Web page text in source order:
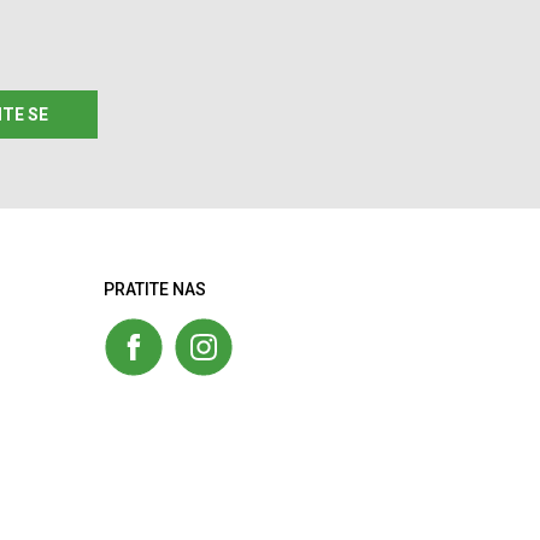
SE
PRATITE NAS